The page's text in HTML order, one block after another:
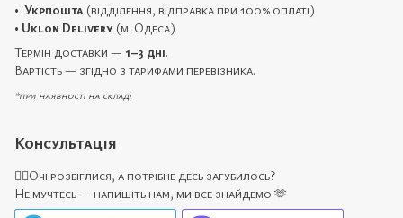
• Укрпошта (відділення, відправка при 100% оплаті)
• Uklon Delivery (м. Одеса)
Термін доставки — 1–3 дні.
Вартість — згідно з тарифами перевізника.
*при наявності на складі
Консультація
🙋‍♀️Очі розбіглися, а потрібне десь загубилось?
Не мучтесь — напишіть нам, ми все знайдемо 🫶